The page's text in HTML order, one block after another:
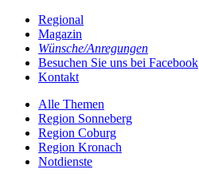
Regional
Magazin
Wünsche/Anregungen
Besuchen Sie uns bei Facebook
Kontakt
Alle Themen
Region Sonneberg
Region Coburg
Region Kronach
Notdienste